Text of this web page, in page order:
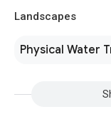
Landscapes
Physical Water